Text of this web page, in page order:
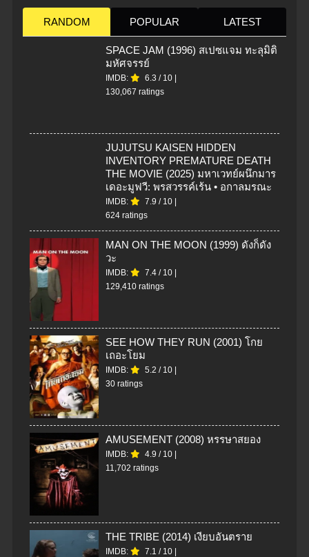
RANDOM POPULAR LATEST
SPACE JAM (1996) สเปซแจม ทะลุมิติ
มหัศจรรย์
IMDB: 6.3 / 10 |
130,067 ratings
JUJUTSU KAISEN HIDDEN
INVENTORY PREMATURE DEATH
THE MOVIE (2025) มหาเวทย์ผนึกมาร
เดอะมูฟวี: พรสวรรค์เร้น • อกาลมรณะ
IMDB: 7.9 / 10 |
624 ratings
MAN ON THE MOON (1999) ดังก็ดัง
วะ
IMDB: 7.4 / 10 |
129,410 ratings
SEE HOW THEY RUN (2001) โกย
เถอะโยม
IMDB: 5.2 / 10 |
30 ratings
AMUSEMENT (2008) หรรษาสยอง
IMDB: 4.9 / 10 |
11,702 ratings
THE TRIBE (2014) เงียบอันตราย
IMDB: 7.1 / 10 |